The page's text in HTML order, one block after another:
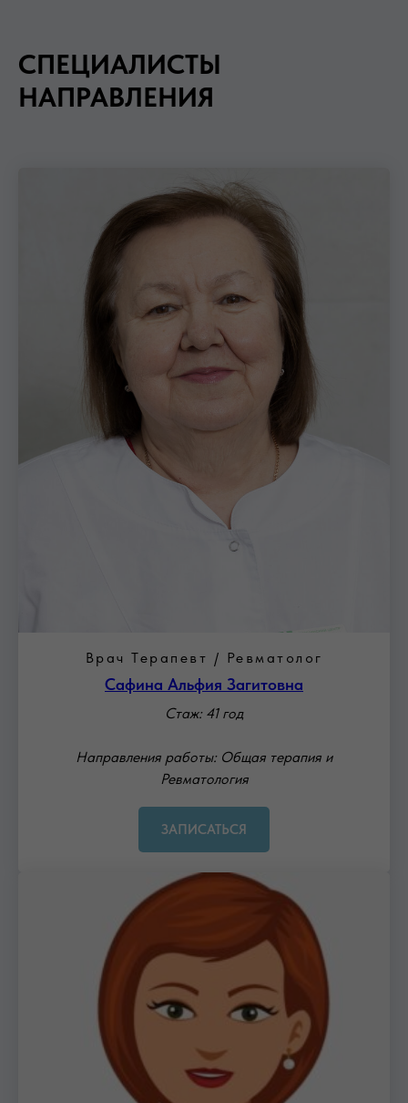
СПЕЦИАЛИСТЫ
НАПРАВЛЕНИЯ
Врач Терапевт / Ревматолог
Сафина Альфия Загитовна
Стаж: 41 год
Направления работы: Общая терапия и
Ревматология
ЗАПИСАТЬСЯ